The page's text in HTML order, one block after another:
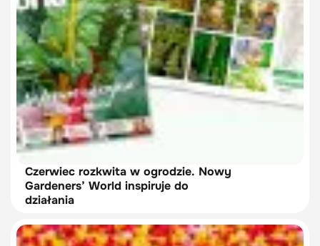
Czerwiec rozkwita w ogrodzie. Nowy
Gardeners’ World inspiruje do
działania